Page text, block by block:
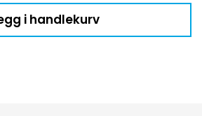
i handlekurv